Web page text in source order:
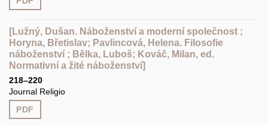
[Lužný, Dušan. Náboženství a moderní společnost ;
Horyna, Břetislav; Pavlincová, Helena. Filosofie
náboženství ; Bělka, Luboš; Kováč, Milan, ed.
Normativní a žité náboženství]
218–220
Journal Religio
PDF